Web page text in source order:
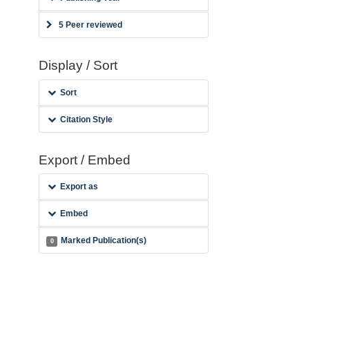
5 Peer reviewed
Display / Sort
Sort
Citation Style
Export / Embed
Export as
Embed
0 Marked Publication(s)